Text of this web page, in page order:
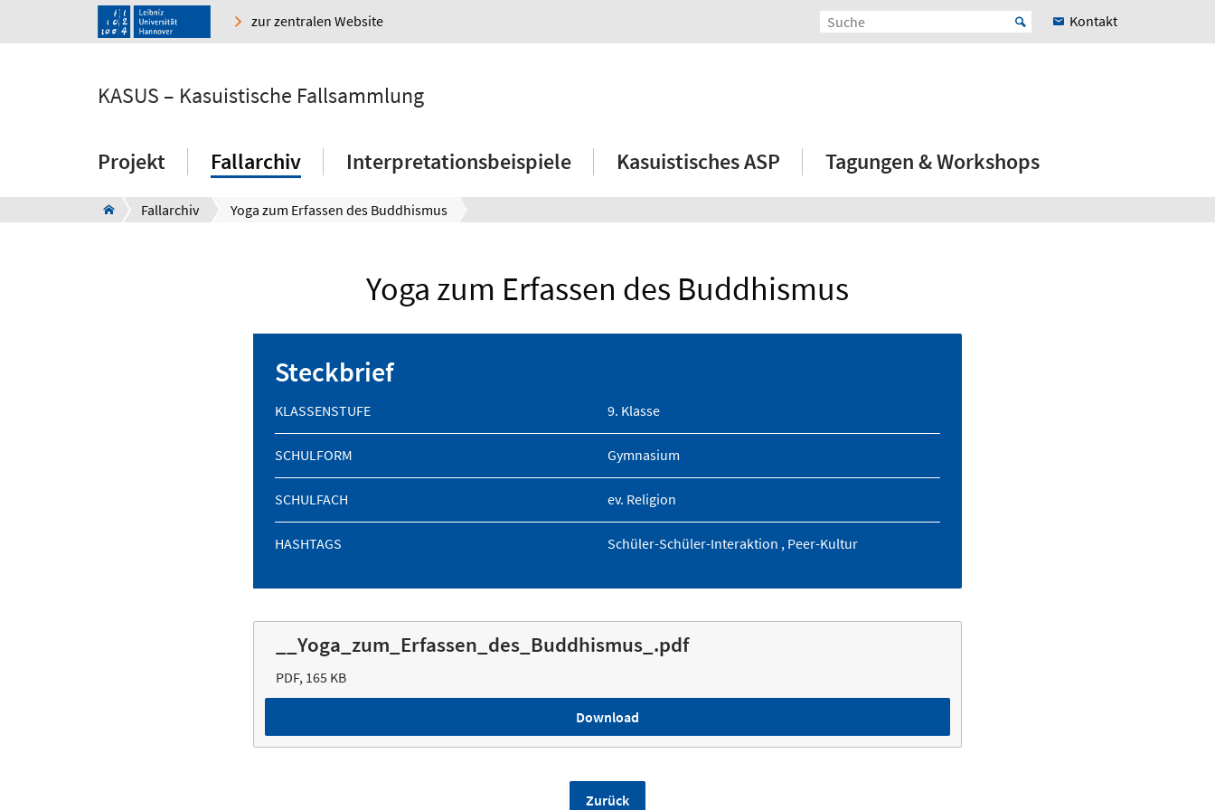
zur zentralen Website Kontakt
KASUS – Kasuistische Fallsammlung
Projekt Fallarchiv Interpretationsbeispiele Kasuistisches ASP Tagungen & Workshops
Fallarchiv Yoga zum Erfassen des Buddhismus
Yoga zum Erfassen des Buddhismus
Steckbrief
KLASSENSTUFE 9. Klasse
SCHULFORM Gymnasium
SCHULFACH ev. Religion
HASHTAGS Schüler-Schüler-Interaktion , Peer-Kultur
__Yoga_zum_Erfassen_des_Buddhismus_.pdf
PDF, 165 KB
Download
Zurück